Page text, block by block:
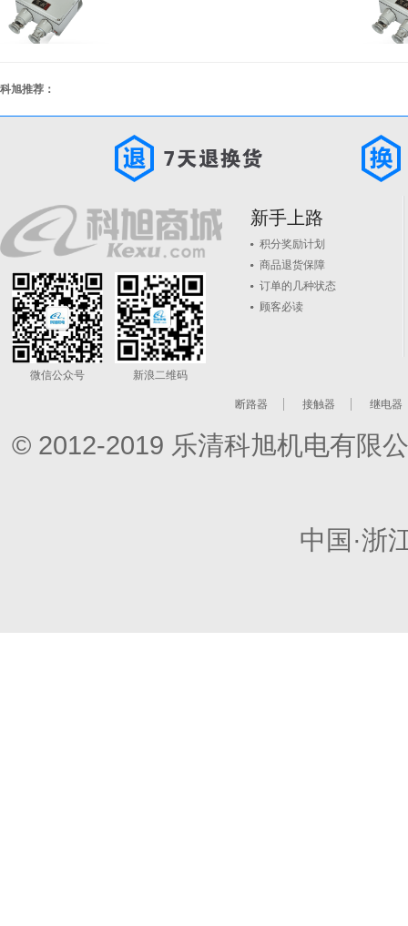
科旭推荐：
微信公众号 新浪二维码
新手上路
积分奖励计划
商品退货保障
订单的几种状态
顾客必读
断路器 接触器 继电器
© 2012-2019 乐清科旭机电有限
中国·浙